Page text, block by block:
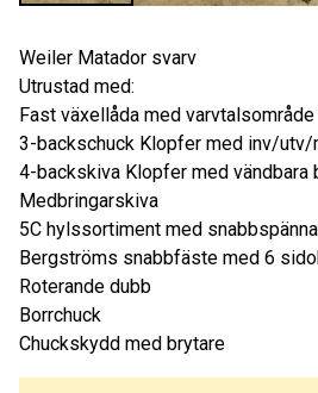
Weiler Matador svarv
Utrustad med:
Fast växellåda med
3-backschuck Klopfer med inv/utv/
4-backskiva Klopfer med vändbara
Medbringarskiva
5C hylssortiment med
Bergströms snabbfäste med 6
Roterande dubb
Borrchuck
Chuckskydd med brytare